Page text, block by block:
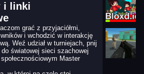
i linki
grać z przyjaciółmi,
i wchodzić w interakcję
Weź udział w turniejach, pnij
światowej sieci szachowej
Master